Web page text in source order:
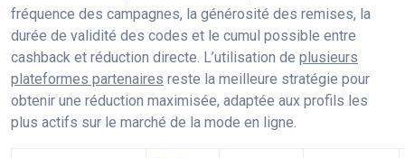
fréquence des campagnes, la générosité des remises, la
durée de validité des codes et le cumul possible entre
cashback et réduction directe. L’utilisation de plusieurs
plateformes partenaires reste la meilleure stratégie pour
obtenir une réduction maximisée, adaptée aux profils les
plus actifs sur le marché de la mode en ligne.